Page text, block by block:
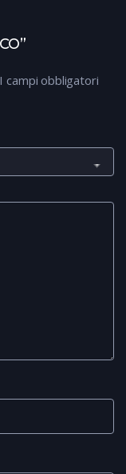
I campi obbligatori